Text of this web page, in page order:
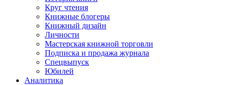
Круг чтения
Книжные блогеры
Книжный дизайн
Личности
Мастерская книжной торговли
Подписка и продажа журнала
Спецвыпуск
Юбилей
Аналитика